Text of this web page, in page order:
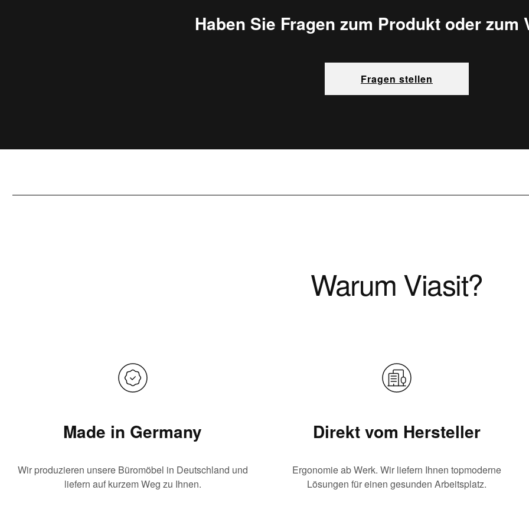
Haben Sie Fragen zum Produkt oder zum
Fragen stellen
Warum Viasit?
Made in Germany
Wir produzieren unsere Büromöbel in Deutschland und
liefern auf kurzem Weg zu Ihnen.
Direkt vom Hersteller
Ergonomie ab Werk. Wir liefern Ihnen topmoderne
Lösungen für einen gesunden Arbeitsplatz.